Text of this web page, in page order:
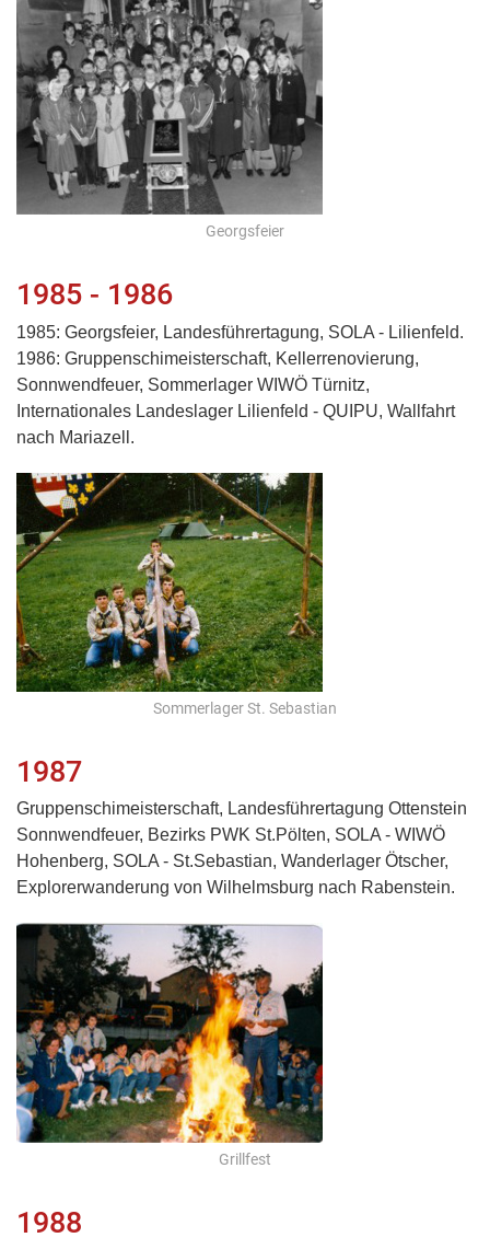
Georgsfeier
1985 - 1986
1985: Georgsfeier, Landesführertagung, SOLA - Lilienfeld.
1986: Gruppenschimeisterschaft, Kellerrenovierung,
Sonnwendfeuer, Sommerlager WIWÖ Türnitz,
Internationales Landeslager Lilienfeld - QUIPU, Wallfahrt
nach Mariazell.
Sommerlager St. Sebastian
1987
Gruppenschimeisterschaft, Landesführertagung Ottenstein
Sonnwendfeuer, Bezirks PWK St.Pölten, SOLA - WIWÖ
Hohenberg, SOLA - St.Sebastian, Wanderlager Ötscher,
Explorerwanderung von Wilhelmsburg nach Rabenstein.
Grillfest
1988